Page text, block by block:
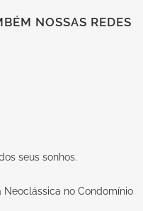
NOSSAS REDES
seus sonhos.
no Condomínio